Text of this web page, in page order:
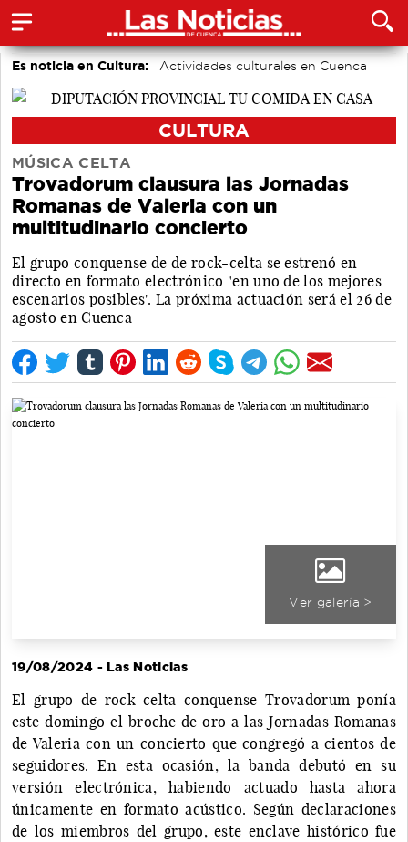
Es noticia en Cultura: Actividades culturales en Cuenca
CULTURA
MÚSICA CELTA
Trovadorum clausura las Jornadas
Romanas de Valeria con un
multitudinario concierto
El grupo conquense de de rock-celta se estrenó en
directo en formato electrónico "en uno de los mejores
escenarios posibles". La próxima actuación será el 26 de
agosto en Cuenca
Ver galería >
19/08/2024 - Las Noticias
El grupo de rock celta conquense Trovadorum ponía
este domingo el broche de oro a las Jornadas Romanas
de Valeria con un concierto que congregó a cientos de
seguidores. En esta ocasión, la banda debutó en su
versión electrónica, habiendo actuado hasta ahora
únicamente en formato acústico. Según declaraciones
de los miembros del grupo, este enclave histórico fue